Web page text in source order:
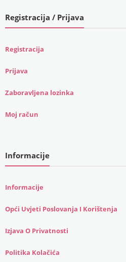
Registracija / Prijava
Registracija
Prijava
Zaboravljena lozinka
Moj račun
Informacije
Informacije
Opći Uvjeti Poslovanja I Korištenja
Izjava O Privatnosti
Politika Kolačića